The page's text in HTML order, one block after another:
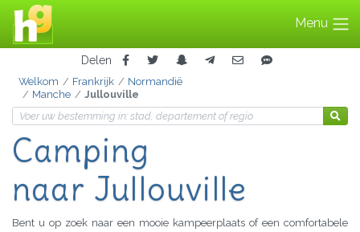
Menu
Delen
Welkom Frankrijk
Normandië
Manche
Jullouville
Camping
naar Jullouville
Bent u op zoek naar een mooie kampeerplaats of een comfortabele